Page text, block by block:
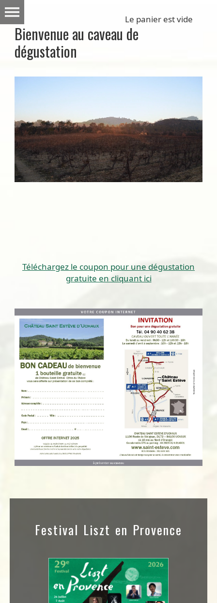
Le panier est vide
Bienvenue au caveau de
dégustation
Téléchargez le coupon pour une dégustation
gratuite en cliquant ici
Festival Liszt en Provence